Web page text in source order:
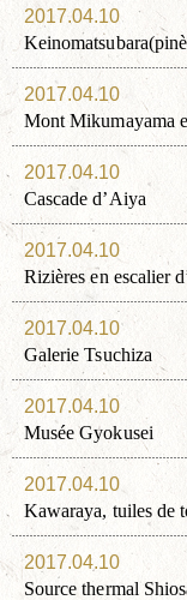
2017.04.10
2017.04.10
Mont Mikumayama
2017.04.10
Cascade d’Aiya
2017.04.10
Rizières en escalier
2017.04.10
Galerie Tsuchiza
2017.04.10
Musée Gyokusei
2017.04.10
Kawaraya, tuiles de
2017.04.10
Source thermal